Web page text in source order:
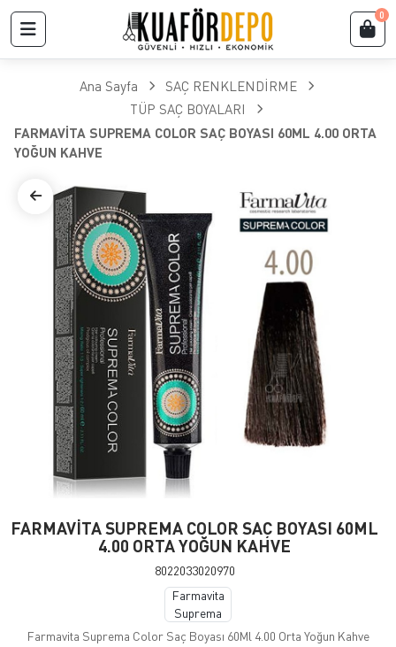
0
Ana Sayfa
SAÇ RENKLENDİRME
TÜP SAÇ BOYALARI
FARMAVİTA SUPREMA COLOR SAÇ BOYASI 60ML 4.00 ORTA
YOĞUN KAHVE
FARMAVİTA SUPREMA COLOR SAÇ BOYASI 60ML
4.00 ORTA YOĞUN KAHVE
8022033020970
Farmavita
Suprema
Farmavita Suprema Color Saç Boyası 60Ml 4.00 Orta Yoğun Kahve